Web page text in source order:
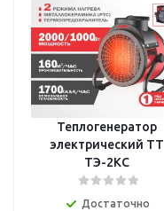
Теплогенератор
электрический TT
ТЭ-2КС
Достаточно